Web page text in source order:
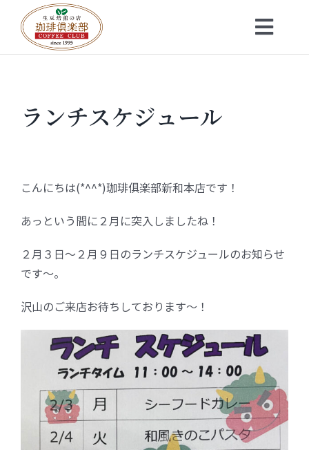
content
お知らせ
珈琲豆・特選ギフト
FC加盟店募集
お問合せ
ランチスケジュール
こんにちは(*^^*)珈琲俱楽部新和本店です！
あっという間に２月に突入しましたね！
２月３日～２月９日のランチスケジュールのお知らせ
です～。
沢山のご来店お待ちしております～！